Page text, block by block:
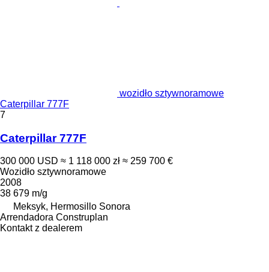
wozidło sztywnoramowe
Caterpillar 777F
7
Caterpillar 777F
300 000 USD ≈ 1 118 000 zł ≈ 259 700 €
Wozidło sztywnoramowe
2008
38 679 m/g
Meksyk, Hermosillo Sonora
Arrendadora Construplan
Kontakt z dealerem